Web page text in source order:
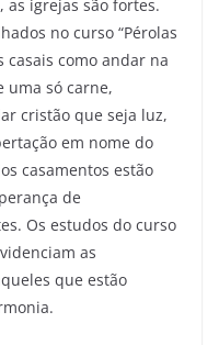
as igrejas são fortes.
no curso “Pérolas
casais como andar na
uma só carne,
cristão que seja luz,
em nome do
casamentos estão
de
Os estudos do curso
as
que estão